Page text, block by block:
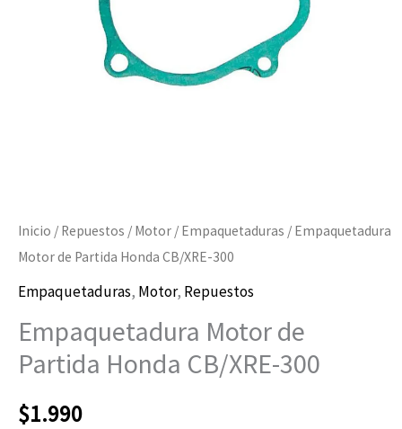
Inicio / Repuestos / Motor / Empaquetaduras / Empaquetadura
Motor de Partida Honda CB/XRE-300
Empaquetaduras, Motor, Repuestos
Empaquetadura Motor de
Partida Honda CB/XRE-300
$1.990